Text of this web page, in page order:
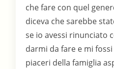
che fare con quel
diceva che sarebbe
se io avessi rinunciato
darmi da fare e mi
piaceri della famiglia